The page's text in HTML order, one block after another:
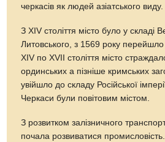
черкасів як людей азіатського виду.
З XIV століття місто було у складі
Литовського, з 1569 року
XIV по XVII століття місто
ординських а пізніше кримських
увійшло до складу Російської
Черкаси були повітовим містом.
З розвитком залізничного
почала розвиватися